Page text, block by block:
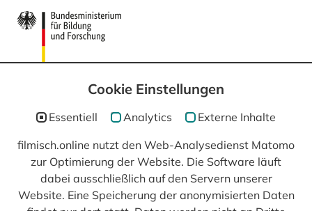
In Kooperation mit
Cookie Einstellungen
Essentiell Analytics Externe Inhalte
filmisch.online nutzt den Web-Analysedienst Matomo
zur Optimierung der Website. Die Software läuft
dabei ausschließlich auf den Servern unserer
Website. Eine Speicherung der anonymisierten Daten